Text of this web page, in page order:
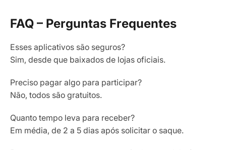
FAQ – Perguntas Frequentes
Esses aplicativos são seguros?
Sim, desde que baixados de lojas oficiais.
Preciso pagar algo para participar?
Não, todos são gratuitos.
Quanto tempo leva para receber?
Em média, de 2 a 5 dias após solicitar o saque.